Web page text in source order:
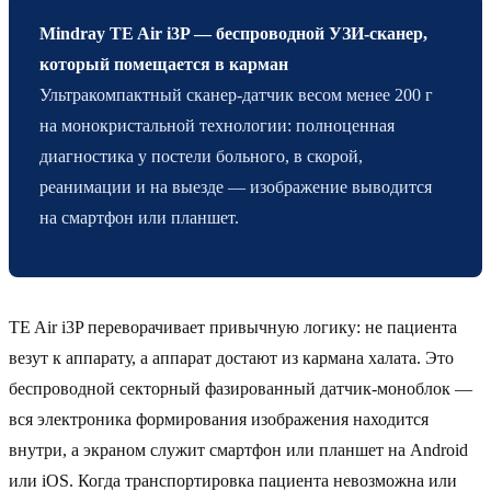
Mindray TE Air i3P — беспроводной УЗИ-сканер,
который помещается в карман
Ультракомпактный сканер-датчик весом менее 200 г
на монокристальной технологии: полноценная
диагностика у постели больного, в скорой,
реанимации и на выезде — изображение выводится
на смартфон или планшет.
TE Air i3P переворачивает привычную логику: не пациента
везут к аппарату, а аппарат достают из кармана халата. Это
беспроводной секторный фазированный датчик-моноблок —
вся электроника формирования изображения находится
внутри, а экраном служит смартфон или планшет на Android
или iOS. Когда транспортировка пациента невозможна или